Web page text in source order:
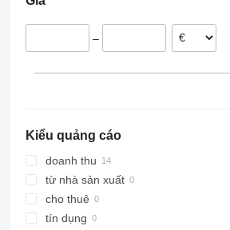
–
Kiểu quảng cáo
doanh thu
từ nhà sản xuất
cho thuê
tín dụng